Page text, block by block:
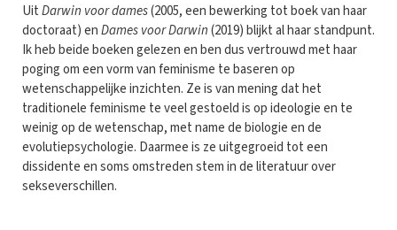
UitDarwin voor dames(2005, een bewerking tot boek van haar
doctoraat) enDames voor Darwin(2019) blijkt al haar standpunt.
Ik heb beide boeken gelezen en ben dus vertrouwd met haar
poging om een vorm van feminisme te baseren op
wetenschappelijke inzichten. Ze is van mening dat het
traditionele feminisme te veel gestoeld is op ideologie en te
weinig op de wetenschap, met name de biologie en de
evolutiepsychologie. Daarmee is ze uitgegroeid tot een
dissidente en soms omstreden stem in de literatuur over
sekseverschillen.